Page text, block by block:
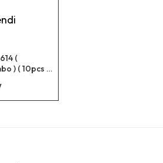
(
) ( 10pcs )